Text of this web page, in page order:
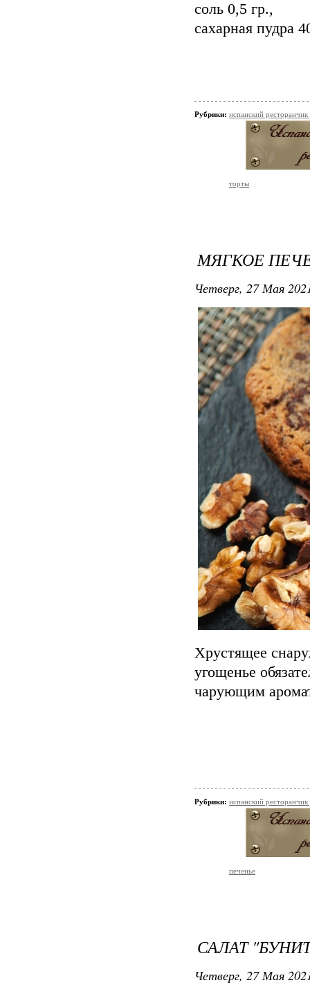
соль 0,5 гр.,
сахарная пудра
Рубрики: испанский
торты
МЯГКОЕ
Четверг, 27 Мая
Хрустящее
угощенье
чарующим
Рубрики: испанский
печенье
САЛАТ
Четверг, 27 Мая